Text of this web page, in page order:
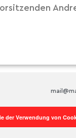
der Verwendung von